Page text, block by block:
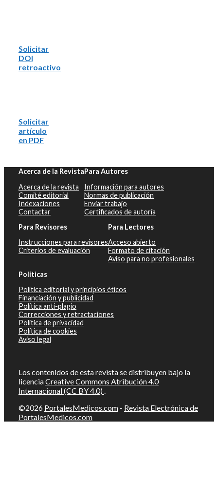
Solicitar
DOI
retroactivo
Solicitar
artículo
en PDF
Acerca de la Revista
Acerca de la revista
Comité editorial
Indexaciones
Contactar
Para Autores
Información para autores
Normas de publicación
Enviar trabajo
Certificados de autoría
Para Revisores
Instrucciones para revisores
Criterios de evaluación
Para Lectores
Acceso abierto
Formato de citación
Aviso para no profesionales
Políticas
Política editorial y principios éticos
Financiación y publicidad
Política anti-plagio
Correcciones y retractaciones
Política de privacidad
Política de cookies
Aviso legal
Los contenidos de esta revista se distribuyen bajo la
licenciaCreative Commons Atribución 4.0
Internacional (CC BY 4.0) .
©2026 PortalesMedicos.com - Revista Electrónica de
PortalesMedicos.com